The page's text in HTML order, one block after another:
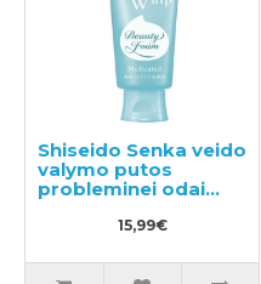
Shiseido Senka veido
valymo putos
probleminei odai
15,99€